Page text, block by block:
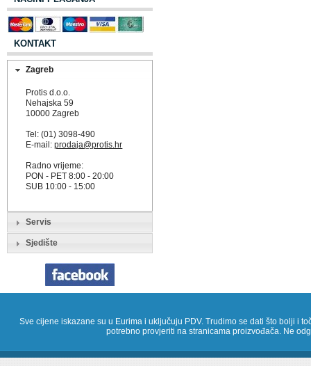
KONTAKT
Zagreb
Protis d.o.o.
Nehajska 59
10000 Zagreb
Tel: (01) 3098-490
E-mail:prodaja@protis.hr
Radno vrijeme:
PON - PET 8:00 - 20:00
SUB 10:00 - 15:00
Servis
Sjedište
Sve cijene iskazane su u Eurima i uključuju PDV. Trudimo se dati što bolji i
potrebno provjeriti na stranicama proizvođača. Ne